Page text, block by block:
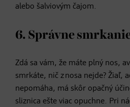
alebo šalviovým čajom.
6. Správne
Zdá sa vám, že máte plný nos,
smrkáte, nič z nosa nejde? Žiaľ,
nepomáha, má skôr opačný
sliznica ešte viac opuchne. Pri